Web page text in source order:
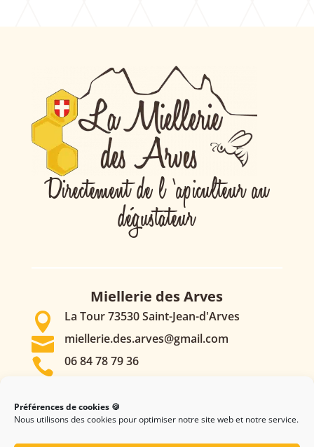
Préférences de cookies 🍪
Nous utilisons des cookies pour optimiser notre site web et notre service.
Directement de l ‘apiculteur au
dégustateur
Miellerie des Arves
 La Tour 73530 Saint-Jean-d'Arves
 miellerie.des.arves@gmail.com
 06 84 78 79 36